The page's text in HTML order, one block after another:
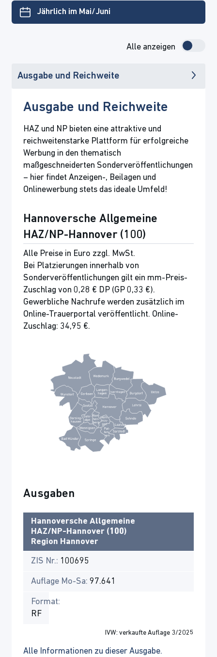
Jährlich im Mai/Juni
Alle anzeigen
Ausgabe und Reichweite
Ausgabe und Reichweite
HAZ und NP bieten eine attraktive und
reichweitenstarke Plattform für erfolgreiche
Werbung in den thematisch
maßgeschneiderten Sonderveröffentlichungen
– hier findet Anzeigen-, Beilagen und
Onlinewerbung stets das ideale Umfeld!
Hannoversche Allgemeine
HAZ/NP-Hannover (100)
Alle Preise in Euro zzgl. MwSt.
Bei Platzierungen innerhalb von
Sonderveröffentlichungen gilt ein mm-Preis-
Zuschlag von 0,28 € DP (GP 0,33 €).
Gewerbliche Nachrufe werden zusätzlich im
Online-Trauerportal veröffentlicht. Online-
Zuschlag: 34,95 €.
Ausgaben
Hannoversche Allgemeine
HAZ/NP-Hannover (100)
Region Hannover
ZIS Nr.: 100695
Auflage Mo-Sa: 97.641
Format:
RF
IVW: verkaufte Auflage 3/2025
Alle Informationen zu dieser Ausgabe.